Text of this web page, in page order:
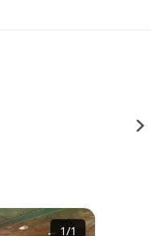
1/1